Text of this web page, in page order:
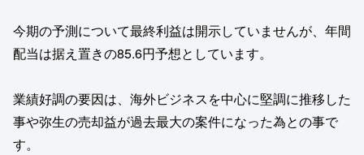
今期の予測について最終利益は開示していませんが、年間
配当は据え置きの85.6円予想としています。
業績好調の要因は、海外ビジネスを中心に堅調に推移した
事や弥生の売却益が過去最大の案件になった為との事で
す。